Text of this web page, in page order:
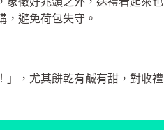
，避免荷包失守。
」，尤其餅乾有鹹有甜，對收禮